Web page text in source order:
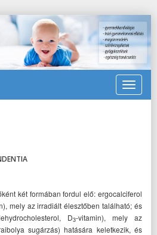
Toggle
két formában fordul elő: ergocalciferol
mely az irradiált élesztőben található; és
D3-vitamin), mely az
sugárzás) hatására keletkezik, és